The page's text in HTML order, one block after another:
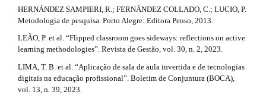
s
#
#
HERNÁNDEZ SAMPIERI, R.; FERNÁNDEZ COLLADO, C.; LUCIO, P.
Metodologia de pesquisa. Porto Alegre: Editora Penso, 2013.
LEÃO, P. et al. “Flipped classroom goes sideways: reflections on active
learning methodologies”. Revista de Gestão, vol. 30, n. 2, 2023.
LIMA, T. B. et al. “Aplicação de sala de aula invertida e de tecnologias
digitais na educação profissional”. Boletim de Conjuntura (BOCA),
vol. 13, n. 39, 2023.